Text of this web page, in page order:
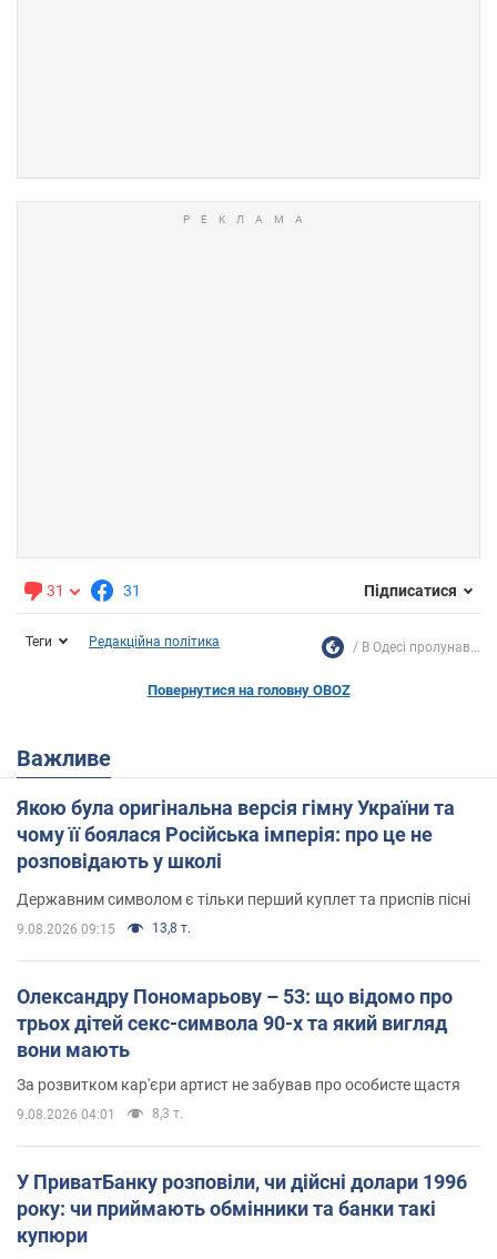
31 31 Підписатися
Теги Редакційна політика В Одесі пролунав...
Повернутися на головну OBOZ
Важливе
Якою була оригінальна версія гімну України та
чому її боялася Російська імперія: про це не
розповідають у школі
Державним символом є тільки перший куплет та приспів пісні
9.08.2026 09:15 13,8 т.
Олександру Пономарьову – 53: що відомо про
трьох дітей секс-символа 90-х та який вигляд
вони мають
За розвитком кар'єри артист не забував про особисте щастя
9.08.2026 04:01 8,3 т.
У ПриватБанку розповіли, чи дійсні долари 1996
року: чи приймають обмінники та банки такі
купюри